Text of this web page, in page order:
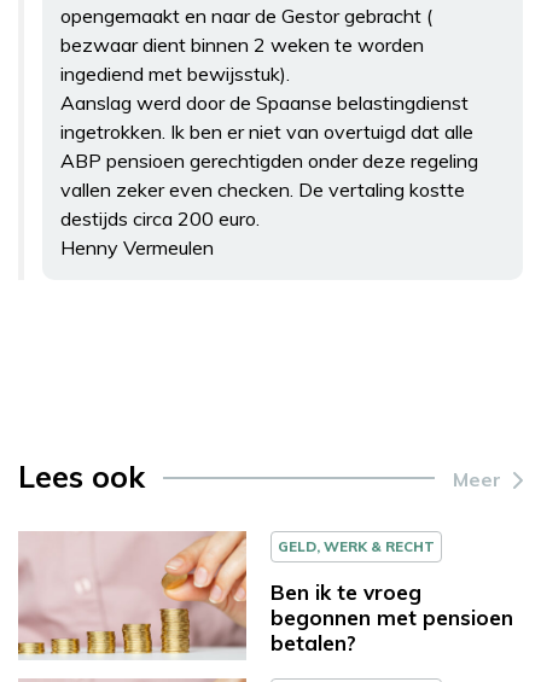
opengemaakt en naar de Gestor gebracht (
bezwaar dient binnen 2 weken te worden
ingediend met bewijsstuk).
Aanslag werd door de Spaanse belastingdienst
ingetrokken. Ik ben er niet van overtuigd dat alle
ABP pensioen gerechtigden onder deze regeling
vallen zeker even checken. De vertaling kostte
destijds circa 200 euro.
Henny Vermeulen
Lees ook Meer
GELD, WERK & RECHT
Ben ik te vroeg
begonnen met pensioen
betalen?